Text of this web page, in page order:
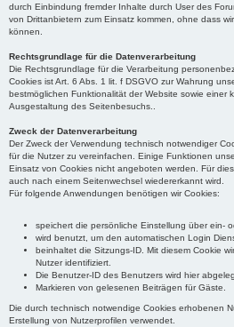
durch Einbindung fremder Inhalte durch User des
von Drittanbietern zum Einsatz kommen, ohne dass
können.
Rechtsgrundlage für die Datenverarbeitung
Die Rechtsgrundlage für die Verarbeitung
Cookies ist Art. 6 Abs. 1 lit. f DSGVO zur Wahrung
bestmöglichen Funktionalität der Website sowie einer
Ausgestaltung des Seitenbesuchs..
Zweck der Datenverarbeitung
Der Zweck der Verwendung technisch notwendiger
für die Nutzer zu vereinfachen. Einige Funktionen
Einsatz von Cookies nicht angeboten werden. Für
auch nach einem Seitenwechsel wiedererkannt wird.
Für folgende Anwendungen benötigen wir Cookies:
speichert die persönliche Einstellung über ein-
wird benutzt, um den automatischen Login
beinhaltet die Sitzungs-ID. Mit diesem Cookie
Nutzer identifiziert.
Die Benutzer-ID des Benutzers wird hier
Markieren von gelesenen Beiträgen für Gäste.
Die durch technisch notwendige Cookies erhobenen
Erstellung von Nutzerprofilen verwendet.